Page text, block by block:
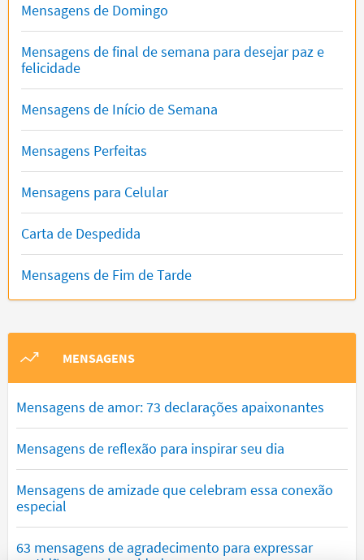
Mensagens de Domingo
Mensagens de final de semana para desejar paz e
felicidade
Mensagens de Início de Semana
Mensagens Perfeitas
Mensagens para Celular
Carta de Despedida
Mensagens de Fim de Tarde
MENSAGENS
Mensagens de amor: 73 declarações apaixonantes
Mensagens de reflexão para inspirar seu dia
Mensagens de amizade que celebram essa conexão
especial
63 mensagens de agradecimento para expressar